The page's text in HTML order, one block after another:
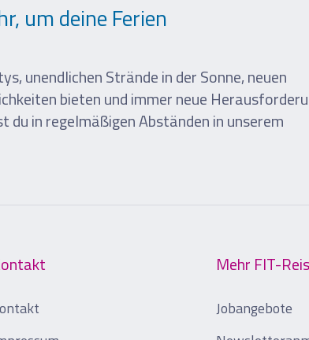
um deine Ferien
unendlichen Strände in der Sonne, neuen
bieten und immer neue
du in regelmäßigen Abständen in unserem
Mehr FIT-
Jobangebote